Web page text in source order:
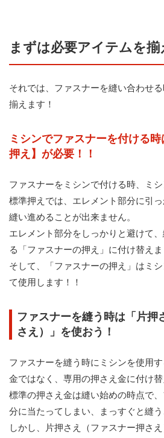
まずは必要アイテムを揃
それでは、ファスナーを縫い合わせ
揃えます！
ミシンでファスナーを付ける
押え】が必要！！
ファスナーをミシンで付ける時、ミ
標準押えでは、エレメント部分に引っ
縫い進めることが出来ません。
エレメント部分をしっかりと避けて
る「ファスナーの押え」に付け替えま
そして、「ファスナーの押え」はミ
て使用します！！
ファスナーを縫う時は「片押
さえ）」を使おう！
ファスナーを縫う時にミシンを使用
金ではなく、専用の押さえ金に付け替
標準の押さえ金は縫い始めの時点で
分に当たってしまい、まっすぐと縫う
しかし、片押さえ（ファスナー押さ